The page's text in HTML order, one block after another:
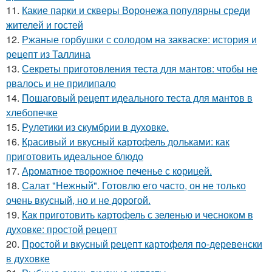
11. Какие парки и скверы Воронежа популярны среди
жителей и гостей
12. Ржаные горбушки с солодом на закваске: история и
рецепт из Таллина
13. Секреты приготовления теста для мантов: чтобы не
рвалось и не прилипало
14. Пошаговый рецепт идеального теста для мантов в
хлебопечке
15. Рулетики из скумбрии в духовке.
16. Красивый и вкусный картофель дольками: как
приготовить идеальное блюдо
17. Ароматное творожное печенье с корицей.
18. Салат "Нежный". Готовлю его часто, он не только
очень вкусный, но и не дорогой.
19. Как приготовить картофель с зеленью и чесноком в
духовке: простой рецепт
20. Простой и вкусный рецепт картофеля по-деревенски
в духовке